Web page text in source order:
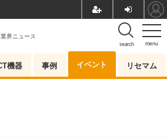
menu
search
界ニュース
機器 事例 イベント リセマム